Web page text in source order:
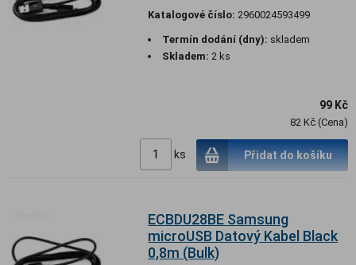
Katalogové číslo: 2960024593499
Termín dodání (dny): skladem
Skladem: 2 ks
99 Kč
82 Kč (Cena)
ks Přidat do košíku
ECBDU28BE Samsung
microUSB Datový Kabel Black
0,8m (Bulk)